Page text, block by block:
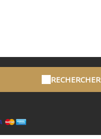
RECHERCHER